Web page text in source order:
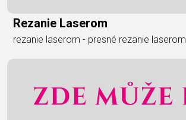
Rezanie Laserom
rezanie laserom - presné rezanie laserom